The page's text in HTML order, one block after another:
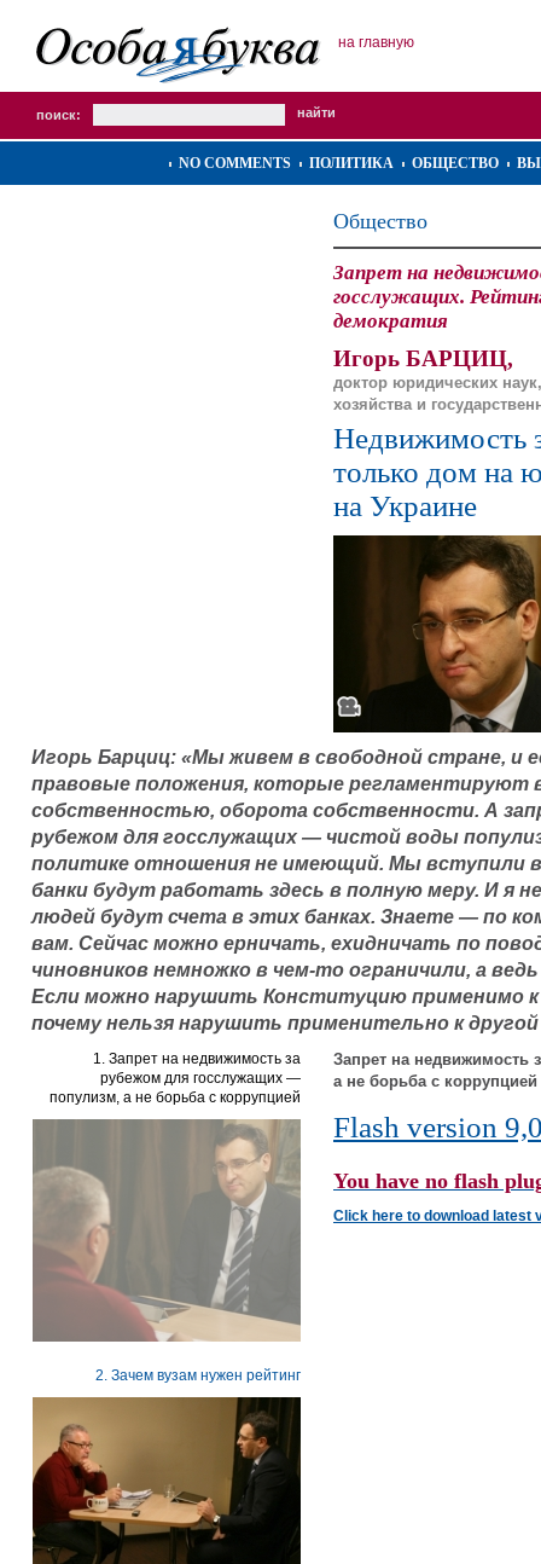
на главную
поиск:
NO COMMENTS ПОЛИТИКА ОБЩЕСТВО
Общество
Запрет на
госслужащих.
демократия
Игорь БАРЦИЦ,
доктор юридических
хозяйства и
Недвижимость
только дом на
на Украине
Игорь Барциц: «Мы живем в свободной стране, и
правовые положения, которые регламентируют
собственностью, оборота собственности. А
рубежом для госслужащих — чистой воды
политике отношения не имеющий. Мы вступили
банки будут работать здесь в полную меру. И я
людей будут счета в этих банках. Знаете — по
вам. Сейчас можно ерничать, ехидничать по
чиновников немножко в чем-то ограничили, а
Если можно нарушить Конституцию применимо к
почему нельзя нарушить применительно к
1. Запрет на недвижимость за
рубежом для госслужащих —
популизм, а не борьба с коррупцией
2. Зачем вузам нужен рейтинг
Запрет на недвижимость
а не борьба с коррупцией
Flash version
You have no flash
Click here to download latest